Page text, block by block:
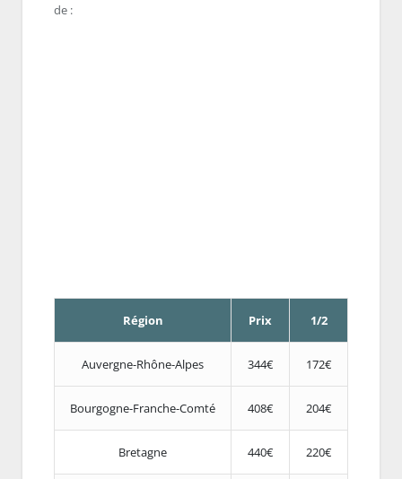
de :
Région Prix 1/2
Auvergne-Rhône-Alpes 344€ 172€
Bourgogne-Franche-Comté 408€ 204€
Bretagne 440€ 220€